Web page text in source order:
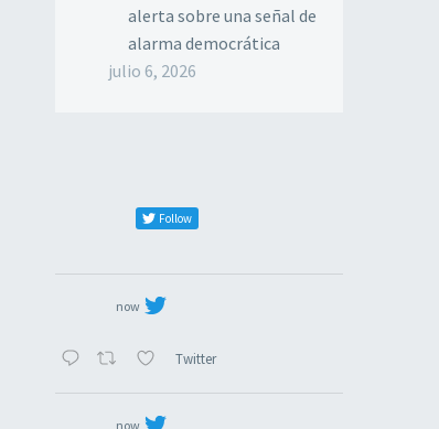
alerta sobre una señal de
alarma democrática
julio 6, 2026
Follow
now
Twitter
now